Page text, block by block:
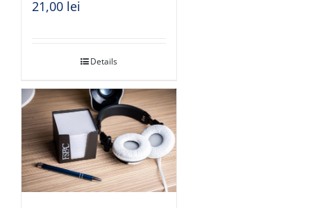
21,00 lei
Details